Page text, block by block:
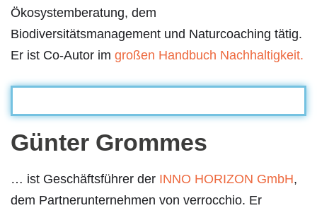
Ökosystemberatung, dem
Biodiversitätsmanagement und Naturcoaching tätig.
Er ist Co-Autor im großen Handbuch Nachhaltigkeit.
Günter Grommes
… ist Geschäftsführer der INNO HORIZON GmbH,
dem Partnerunternehmen von verrocchio. Er